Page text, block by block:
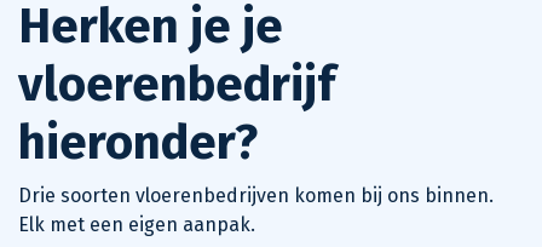
Herken je je
vloerenbedrijf
hieronder?
Drie soorten vloerenbedrijven komen bij ons binnen.
Elk met een eigen aanpak.